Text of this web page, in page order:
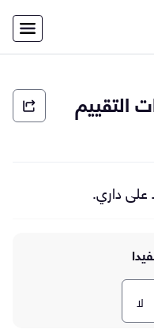
التقييم
على داري.
لا